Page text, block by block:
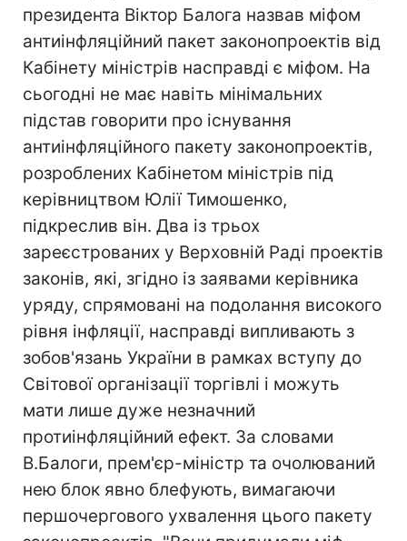
президента Віктор Балога назвав міфом
антиінфляційний пакет законопроектів від
Кабінету міністрів насправді є міфом. На
сьогодні не має навіть мінімальних
підстав говорити про існування
антиінфляційного пакету законопроектів,
розроблених Кабінетом міністрів під
керівництвом Юлії Тимошенко,
підкреслив він. Два із трьох
зареєстрованих у Верховній Раді проектів
законів, які, згідно із заявами керівника
уряду, спрямовані на подолання високого
рівня інфляції, насправді випливають з
зобов'язань України в рамках вступу до
Світової організації торгівлі і можуть
мати лише дуже незначний
протиінфляційний ефект. За словами
В.Балоги, прем'єр-міністр та очолюваний
нею блок явно блефують, вимагаючи
першочергового ухвалення цього пакету